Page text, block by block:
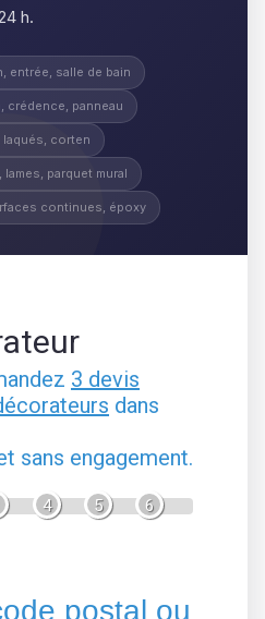
h.
entrée, salle de bain
panneau
corten
parquet mural
continues, époxy
3 devis
dans
sans engagement.
4 5 6
postal ou